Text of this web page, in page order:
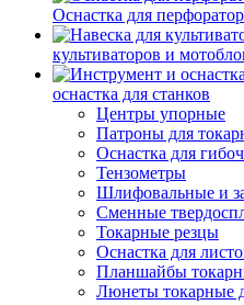
Оснастка для
культиваторов и
оснастка для станков
Центры упорные
Патроны для
Оснастка для
Тензометры
Шлифовальные и
Сменные
Токарные резцы
Оснастка для
Планшайбы
Люнеты токарные